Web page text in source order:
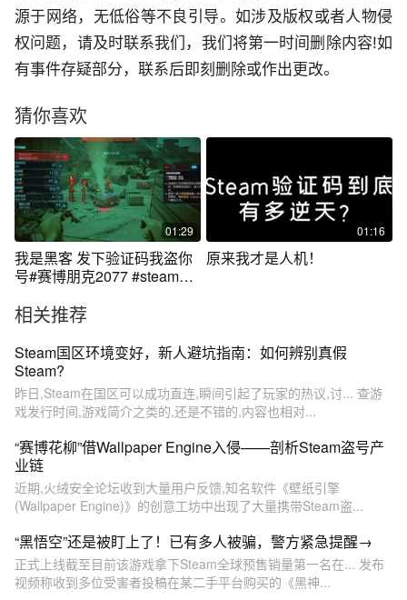
源于网络，无低俗等不良引导。如涉及版权或者人物侵
权问题，请及时联系我们，我们将第一时间删除内容!如
有事件存疑部分，联系后即刻删除或作出更改。
猜你喜欢
01:29
我是黑客 发下验证码我盗你
号#赛博朋克2077 #steam游
01:16
原来我才是人机！
相关推荐
Steam国区环境变好，新人避坑指南：如何辨别真假
Steam?
昨日,Steam在国区可以成功直连,瞬间引起了玩家的热议,讨... 查游
戏发行时间,游戏简介之类的,还是不错的,内容也相对...
“赛博花柳”借Wallpaper Engine入侵——剖析Steam盗号产
业链
近期,火绒安全论坛收到大量用户反馈,知名软件《壁纸引擎
(Wallpaper Engine)》的创意工坊中出现了大量携带Steam盗...
“黑悟空”还是被盯上了！已有多人被骗，警方紧急提醒→
正式上线截至目前该游戏拿下Steam全球预售销量第一名在... 发布
视频称收到多位受害者投稿在某二手平台购买的《黑神...